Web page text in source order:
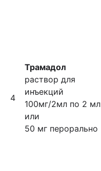
4
Трамадол
раствор для
инъекций
100мг/2мл по 2 мл
или
50 мг перорально